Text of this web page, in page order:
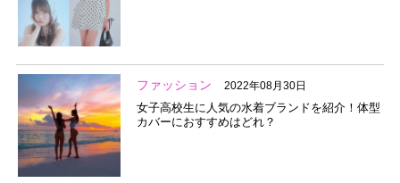
ファッション 2022年08月30日
女子高校生に人気の水着ブランドを紹介！体型
カバーにおすすめはどれ？